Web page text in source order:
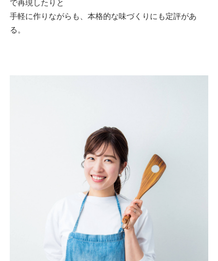
で再現したりと
手軽に作りながらも、本格的な味づくりにも定評があ
る。